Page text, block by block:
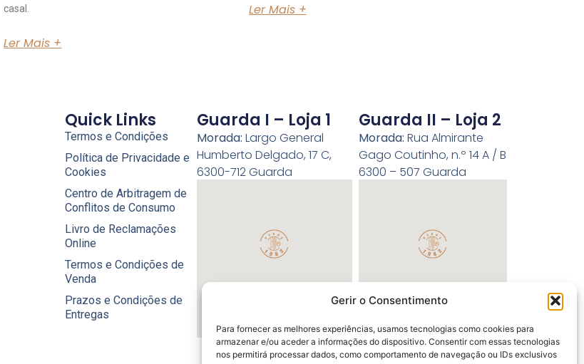
Gerir o Consentimento
Para fornecer as melhores experiências, usamos tecnologias como cookies para
armazenar e/ou aceder a informações do dispositivo. Consentir com essas tecnologias
nos permitirá processar dados, como comportamento de navegação ou IDs exclusivos
casal.
Ler Mais +
Ler Mais +
Quick Links
Termos e Condições
Política de Privacidade e
Cookies
Centro de Arbitragem de
Conflitos de Consumo
Livro de Reclamações
Online
Termos e Condições de
Venda
Prazos e Condições de
Entregas
Guarda I – Loja 1
Morada: Largo General
Humberto Delgado, 17 C,
6300-712 Guarda
Guarda II – Loja 2
Morada: Rua Almirante
Gago Coutinho, n.º 14 A / B
6300 – 507 Guarda